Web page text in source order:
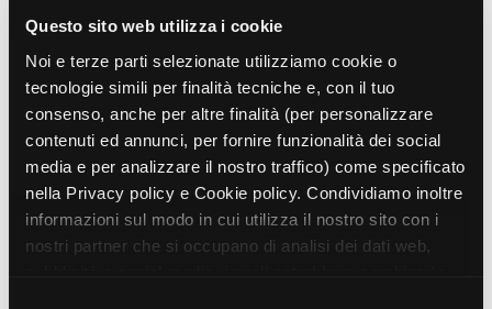
Questo sito web utilizza i cookie
Noi e terze parti selezionate utilizziamo cookie o
tecnologie simili per finalità tecniche e, con il tuo
consenso, anche per altre finalità (per personalizzare
contenuti ed annunci, per fornire funzionalità dei social
media e per analizzare il nostro traffico) come specificato
nella Privacy policy e Cookie policy. Condividiamo inoltre
informazioni sul modo in cui utilizza il nostro sito con i
nostri partner che si occupano di analisi dei dati web,
Whistleblowing
diffusione attraverso molteplici canali (proiezioni in sala,
canali televisivi, homevideo, piattaforme web...).
Progetti in progress
Vedi 105 progetti in progress